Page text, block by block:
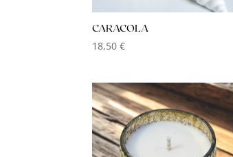
CARACOLA
18,50€